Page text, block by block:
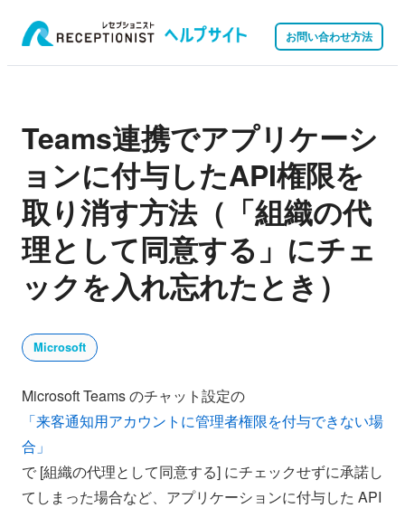
お問い合わせ方法
Teams連携でアプリケーシ
ョンに付与したAPI権限を
取り消す方法（「組織の代
理として同意する」にチェ
ックを入れ忘れたとき）
Microsoft
Microsoft Teams のチャット設定の
「来客通知用アカウントに管理者権限を付与できない場
合」
で [組織の代理として同意する] にチェックせずに承諾し
てしまった場合など、アプリケーションに付与した API